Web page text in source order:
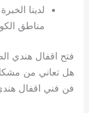
لدينا
مناطق
فتح اقفال هندي
هل تعاني من
فن فني اقفال